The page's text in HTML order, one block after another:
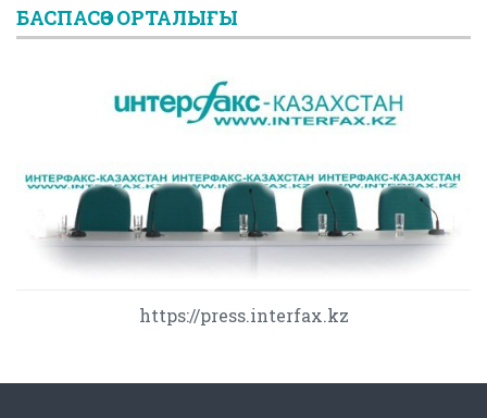
БАСПАСӨЗ ОРТАЛЫҒЫ
https://press.interfax.kz